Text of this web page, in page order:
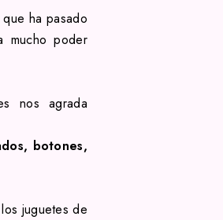
ha pasado
mucho poder
nos agrada
botones,
juguetes de